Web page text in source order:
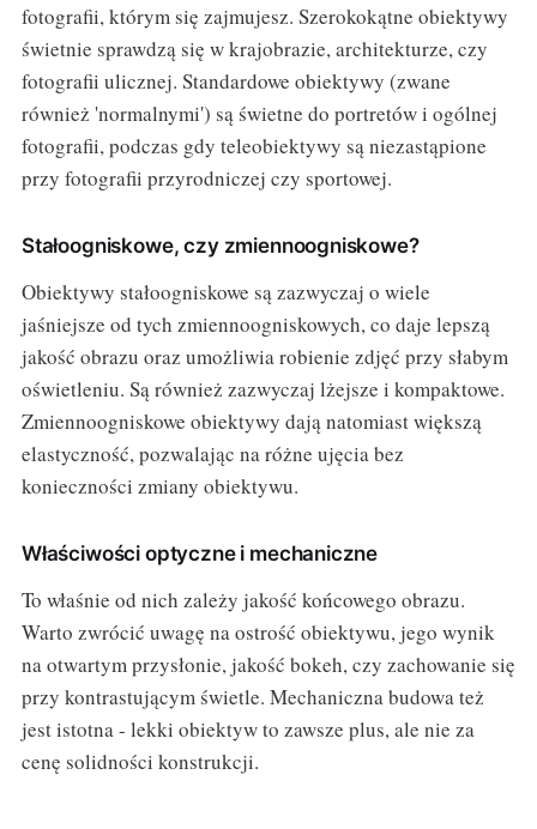
fotografii, którym się zajmujesz. Szerokokątne obiektywy
świetnie sprawdzą się w krajobrazie, architekturze, czy
fotografii ulicznej. Standardowe obiektywy (zwane
również 'normalnymi') są świetne do portretów i ogólnej
fotografii, podczas gdy teleobiektywy są niezastąpione
przy fotografii przyrodniczej czy sportowej.
Stałoogniskowe, czy zmiennoogniskowe?
Obiektywy stałoogniskowe są zazwyczaj o wiele
jaśniejsze od tych zmiennoogniskowych, co daje lepszą
jakość obrazu oraz umożliwia robienie zdjęć przy słabym
oświetleniu. Są również zazwyczaj lżejsze i kompaktowe.
Zmiennoogniskowe obiektywy dają natomiast większą
elastyczność, pozwalając na różne ujęcia bez
konieczności zmiany obiektywu.
Właściwości optyczne i mechaniczne
To właśnie od nich zależy jakość końcowego obrazu.
Warto zwrócić uwagę na ostrość obiektywu, jego wynik
na otwartym przysłonie, jakość bokeh, czy zachowanie się
przy kontrastującym świetle. Mechaniczna budowa też
jest istotna - lekki obiektyw to zawsze plus, ale nie za
cenę solidności konstrukcji.